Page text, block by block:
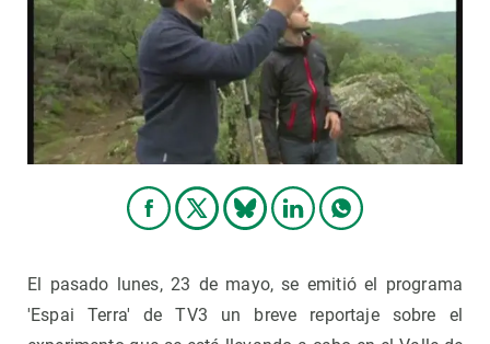
El pasado lunes, 23 de mayo, se emitió el programa
'Espai Terra' de TV3 un breve reportaje sobre el